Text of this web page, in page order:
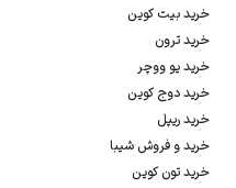
خرید بیت کوین
خرید ترون
خرید یو ووچر
خرید دوج کوین
خرید ریپل
خرید و فروش شیبا
خرید تون کوین